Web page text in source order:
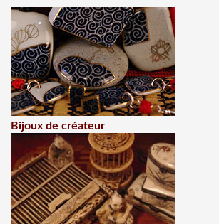
Bijoux de créateur